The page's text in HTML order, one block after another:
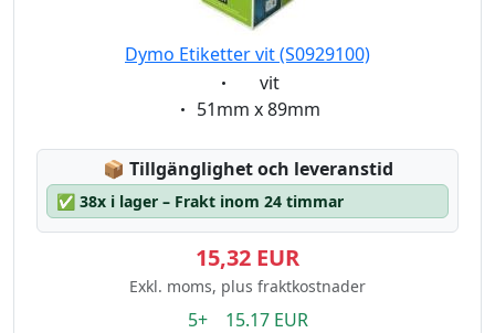
Dymo Etiketter vit (S0929100)
Eigenschaft:
vit
Eigenschaft:
51mm x 89mm
📦 Lagerstatus:
Tillgänglighet och leveranstid
✅ 38x i lager – Frakt inom 24 timmar
15,32 EUR
Exkl. moms, plus fraktkostnader
5+ 15.17 EUR